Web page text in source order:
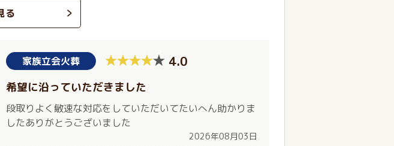
る
家族立会火葬 4.0
希望に沿っていただきました
段取りよく敏速な対応をしていただいてたいへん助かりま
したありがとうございました
2026年08月03日